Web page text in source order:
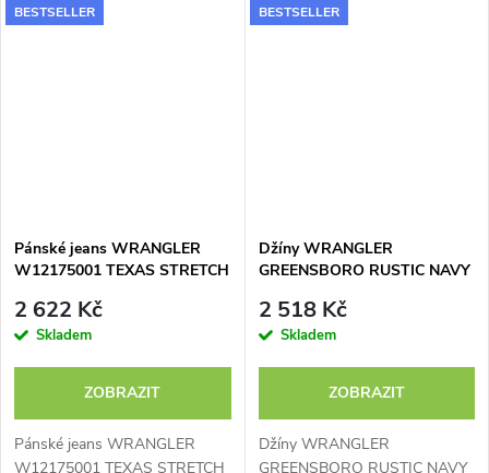
BESTSELLER
Pánské jeans WRANGLER
W12175001 TEXAS STRETCH
2 622 Kč
Skladem
ZOBRAZIT
Pánské jeans WRANGLER
W12175001 TEXAS STRETCH
BESTSELLER
Džíny WRANGLER
GREENSBORO RUSTIC NAVY
2 518 Kč
Skladem
ZOBRAZIT
Džíny WRANGLER
GREENSBORO RUSTIC NAVY